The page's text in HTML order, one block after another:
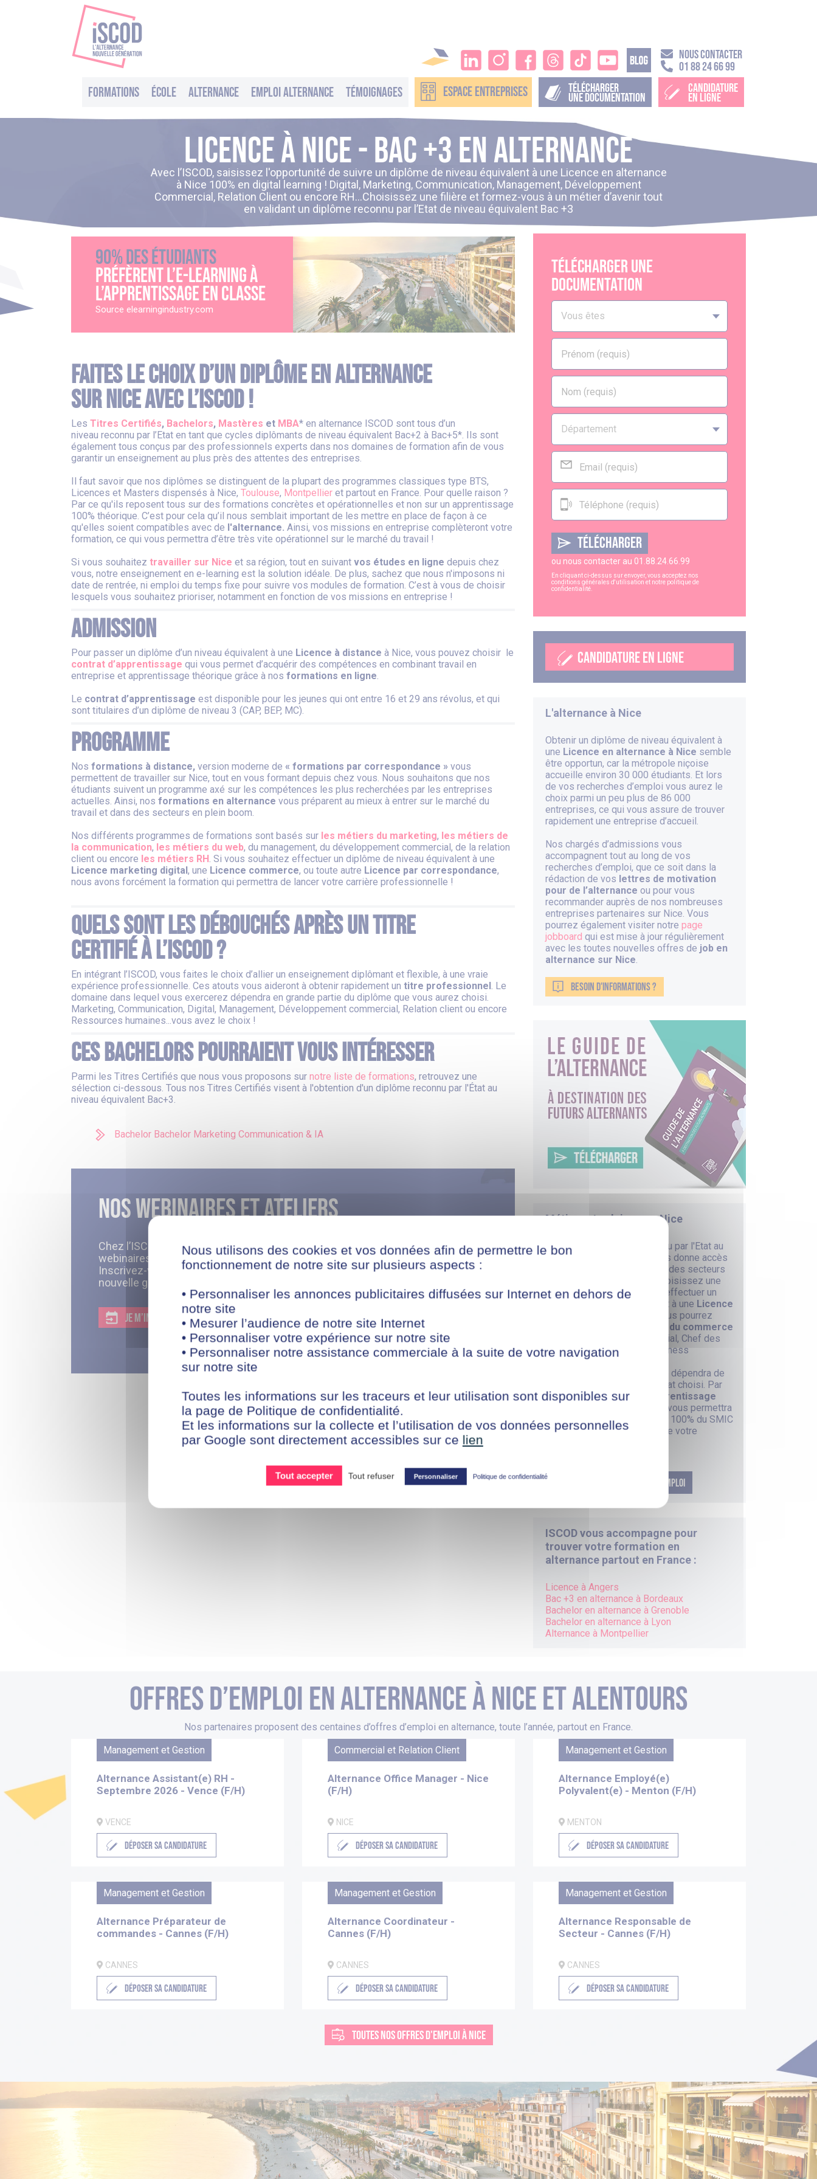
NOUS CONTACTER
01 88 24 66 99
Formations École Alternance Emploi alternance Témoignages ESPACEENTREPRISES TÉLÉCHARGER
UNE DOCUMENTATION
CANDIDATURE
EN LIGNE
Licence à Nice - Bac +3 en alternance
Avec l’ISCOD, saisissez l'opportunité de suivre un diplôme de niveau équivalent à une Licence en alternance
à Nice 100% en digital learning ! Digital, Marketing, Communication, Management, Développement
Commercial, Relation Client ou encore RH…Choisissez une filière et formez-vous à un métier d’avenir tout
en validant un diplôme reconnu par l’Etat de niveau équivalent Bac +3
90% des étudiants
préfèrent l’e-learning à
l’apprentissage en classe
Source elearningindustry.com
Faites le choix d’un diplôme en alternance
sur Nice avec l’ISCOD !
Les Titres Certifiés, Bachelors, Mastères et MBA* en alternance ISCOD sont tous d’un
niveau reconnu par l’Etat en tant que cycles diplômants de niveau équivalent Bac+2 à Bac+5*. Ils sont
également tous conçus par des professionnels experts dans nos domaines de formation afin de vous
garantir un enseignement au plus près des attentes des entreprises.
Il faut savoir que nos diplômes se distinguent de la plupart des programmes classiques type BTS,
Licences et Masters dispensés à Nice, Toulouse, Montpellier et partout en France. Pour quelle raison ?
Par ce qu'ils reposent tous sur des formations concrètes et opérationnelles et non sur un apprentissage
100% théorique. C’est pour cela qu’il nous semblait important de les mettre en place de façon à ce
qu'elles soient compatibles avec de l'alternance. Ainsi, vos missions en entreprise complèteront votre
formation, ce qui vous permettra d’être très vite opérationnel sur le marché du travail !
Si vous souhaitez travailler sur Nice et sa région, tout en suivant vos études en ligne depuis chez
vous, notre enseignement en e-learning est la solution idéale. De plus, sachez que nous n'imposons ni
date de rentrée, ni emploi du temps fixe pour suivre vos modules de formation. C’est à vous de choisir
lesquels vous souhaitez prioriser, notamment en fonction de vos missions en entreprise !
Admission
Pour passer un diplôme d’un niveau équivalent à une Licence à distance à Nice, vous pouvez choisir le
contrat d’apprentissage qui vous permet d’acquérir des compétences en combinant travail en
entreprise et apprentissage théorique grâce à nos formations en ligne.
Le contrat d’apprentissage est disponible pour les jeunes qui ont entre 16 et 29 ans révolus, et qui
sont titulaires d’un diplôme de niveau 3 (CAP, BEP, MC).
Programme
Nos formations à distance, version moderne de « formations par correspondance » vous
permettent de travailler sur Nice, tout en vous formant depuis chez vous. Nous souhaitons que nos
étudiants suivent un programme axé sur les compétences les plus recherchées par les entreprises
actuelles. Ainsi, nos formations en alternance vous préparent au mieux à entrer sur le marché du
travail et dans des secteurs en plein boom.
Nos différents programmes de formations sont basés sur les métiers du marketing, les métiers de
la communication, les métiers du web, du management, du développement commercial, de la relation
client ou encore les métiers RH . Si vous souhaitez effectuer un diplôme de niveau équivalent à une
Licence marketing digital , une Licence commerce, ou toute autre Licence par correspondance,
nous avons forcément la formation qui permettra de lancer votre carrière professionnelle !
Quels sont les débouchés après un Titre
Certifié à l’ISCOD ?
En intégrant l’ISCOD, vous faites le choix d’allier un enseignement diplômant et flexible, à une vraie
expérience professionnelle. Ces atouts vous aideront à obtenir rapidement un titre professionnel . Le
domaine dans lequel vous exercerez dépendra en grande partie du diplôme que vous aurez choisi.
Marketing, Communication, Digital, Management, Développement commercial, Relation client ou encore
Ressources humaines...vous avez le choix !
Ces Bachelors pourraient vous intéresser
Parmi les Titres Certifiés que nous vous proposons sur notre liste de formations, retrouvez une
sélection ci-dessous. Tous nos Titres Certifiés visent à l'obtention d'un diplôme reconnu par l'État au
niveau équivalent Bac+3.
Bachelor Bachelor Marketing Communication & IA
Nos webinaires et ateliers
Chez l’ISCOD, tous nos événements, journées portes ouvertes, ateliers et
webinaires, sont gratuits et se passent en ligne. Pas besoin de vous déplacer !
Inscrivez-vous à l’un de nos prochains événements et découvrez l’alternance
nouvelle génération.
JE M’INSCRIS A L’UNE DE NOS SESSIONS
Télécharger une
documentation
TÉLÉCHARGER
ou nous contacter au 01.88.24.66.99
En cliquant ci-dessus sur envoyer, vous acceptez nos
conditions générales d'utilisation et notre politique de
confidentialité
CANDIDATURE EN LIGNE
L'alternance à Nice
Obtenir un diplôme de niveau équivalent à
une Licence en alternance à Nice semble
être opportun, car la métropole niçoise
accueille environ 30 000 étudiants. Et lors
de vos recherches d’emploi vous aurez le
choix parmi un peu plus de 86 000
entreprises, ce qui vous assure de trouver
rapidement une entreprise d’accueil.
Nos chargés d’admissions vous
accompagnent tout au long de vos
recherches d’emploi, que ce soit dans la
rédaction de vos lettres de motivation
pour de l’alternance ou pour vous
recommander auprès de nos nombreuses
entreprises partenaires sur Nice. Vous
pourrez également visiter notre page
jobboard qui est mise à jour régulièrement
avec les toutes nouvelles offres de job en
alternance sur Nice.
BESOIN D'INFORMATIONS ?
Métiers et salaires surNice
Votre diplôme ISCOD reconnu par l'Etat au
niveau équivalent Bac+3 vous donne accès
à de nombreux métiers dans des secteurs
ultra dynamiques. Si vous choisissez une
formation à distance
pour effectuer un
diplôme de niveau équivalent à une Licence
par exemple, vous pourrez
métiers du commerce
pour devenir Cadre commercial, Chef des
ventes ou Responsable Business
Development.
dépendra de
votre âge et du type de contrat choisi. Par
exemple, uncontrat en apprentissage
vous permettra
d’être rémunéré entre 43% et 100% du SMIC
en fonction de votre âge et de votre
NOS DERNIÈRES OFFRES D'EMPLOI
ISCOD vous accompagne pour
trouver votre formation en
alternance partout en France :
Licence à Angers
Bac +3 en alternance à Bordeaux
Bachelor en alternance à Grenoble
Bachelor en alternance à Lyon
Alternance à Montpellier
Offres d’emploi en alternance à nice et alentours
Nos partenaires proposent des centaines d’offres d’emploi en alternance, toute l’année, partout en France.
Management et Gestion
Alternance Assistant(e) RH -
Septembre 2026 - Vence (F/H)
VENCE
DÉPOSER SA CANDIDATURE
Commercial et Relation Client
Alternance Office Manager - Nice
(F/H)
NICE
DÉPOSER SA CANDIDATURE
Management et Gestion
Alternance Employé(e)
Polyvalent(e) - Menton (F/H)
MENTON
DÉPOSER SA CANDIDATURE
Management et Gestion
Alternance Préparateur de
commandes - Cannes (F/H)
CANNES
DÉPOSER SA CANDIDATURE
Management et Gestion
Alternance Coordinateur -
Cannes (F/H)
CANNES
DÉPOSER SA CANDIDATURE
Management et Gestion
Alternance Responsable de
Secteur - Cannes (F/H)
CANNES
DÉPOSER SA CANDIDATURE
TOUTES NOS OFFRES D'EMPLOI À NICE
Nous utilisons des cookies et vos données afin de permettre le bon
fonctionnement de notre site sur plusieurs aspects :
• Personnaliser les annonces publicitaires diffusées sur Internet en dehors de
notre site
• Mesurer l’audience de notre site Internet
• Personnaliser votre expérience sur notre site
• Personnaliser notre assistance commerciale à la suite de votre navigation
sur notre site
Toutes les informations sur les traceurs et leur utilisation sont disponibles sur
la page de Politique de confidentialité.
Et les informations sur la collecte et l’utilisation de vos données personnelles
par Google sont directement accessibles sur ce lien
Tout accepter Tout refuser Personnaliser Politique de confidentialité